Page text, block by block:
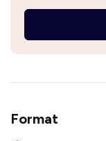
Format